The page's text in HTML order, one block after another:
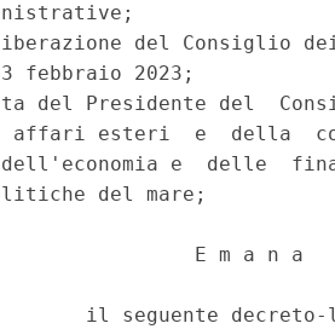
del Consiglio
febbraio 2023;
del Presidente del
esteri  e  della
e  delle
del mare;
E m a n a
il seguente